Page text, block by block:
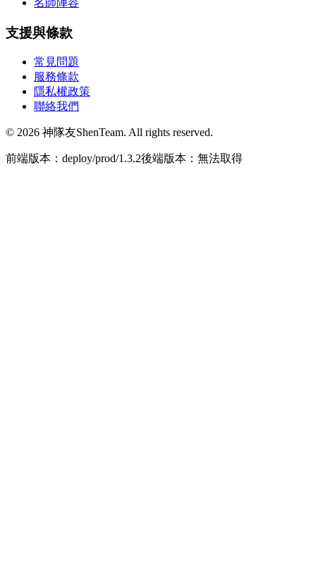
名師陣容
支援與條款
常見問題
服務條款
隱私權政策
聯絡我們
© 2026 神隊友ShenTeam. All rights reserved.
前端版本：deploy/prod/1.3.2後端版本：無法取得